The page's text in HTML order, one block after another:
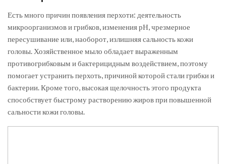
Есть много причин появления перхоти: деятельность
микроорганизмов и грибков, изменения рН, чрезмерное
пересушивание или, наоборот, излишняя сальность кожи
головы. Хозяйственное мыло обладает выраженным
противогрибковым и бактерицидным воздействием, поэтому
помогает устранить перхоть, причиной которой стали грибки и
бактерии. Кроме того, высокая щелочность этого продукта
способствует быстрому растворению жиров при повышенной
сальности кожи головы.